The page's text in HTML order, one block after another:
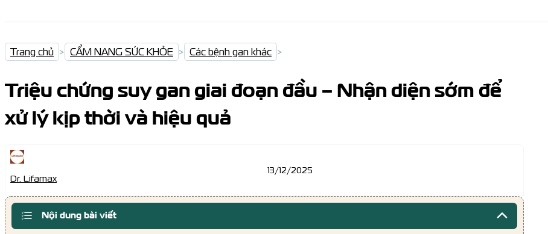
Trang chủ > CẨM NANG SỨC KHỎE > Các bệnh gan khác >
Triệu chứng suy gan giai đoạn đầu – Nhận diện sớm để
xử lý kịp thời và hiệu quả
Dr. Lifamax
13/12/2025
Nội dung bài viết